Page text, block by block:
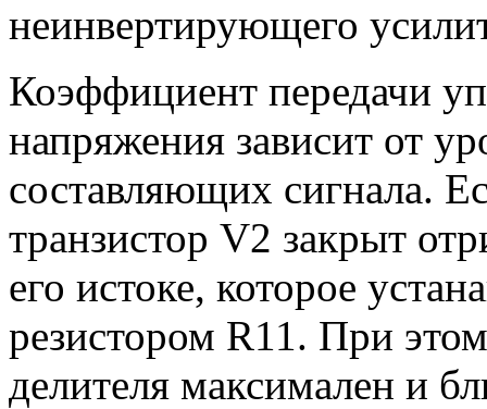
неинвертирующего
Коэффициент передачи
напряжения зависит от
составляющих сигнала.
транзистор V2 закрыт
его истоке, которое
резистором R11. При
делителя максимален и